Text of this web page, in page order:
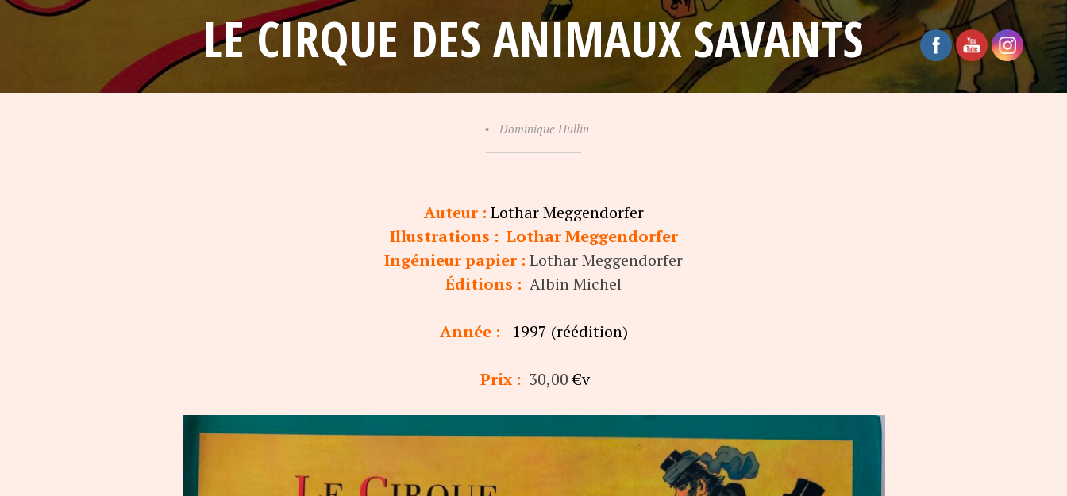
LE CIRQUE DES ANIMAUX SAVANTS
• Dominique Hullin
Auteur : Lothar Meggendorfer
Illustrations : Lothar Meggendorfer
Ingénieur papier : Lothar Meggendorfer
Éditions : Albin Michel
Année : 1997 (réédition)
Prix : 30,00€v